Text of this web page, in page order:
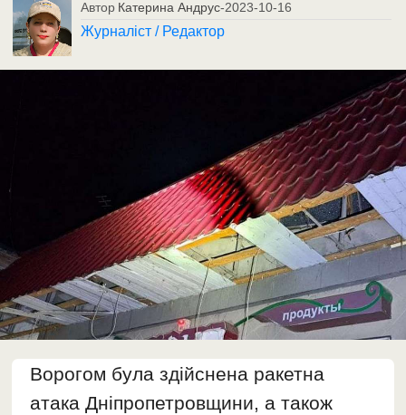
Автор Катерина Андрус-2023-10-16
Журналіст / Редактор
Ворогом була здійснена ракетна
атака Дніпропетровщини, а також